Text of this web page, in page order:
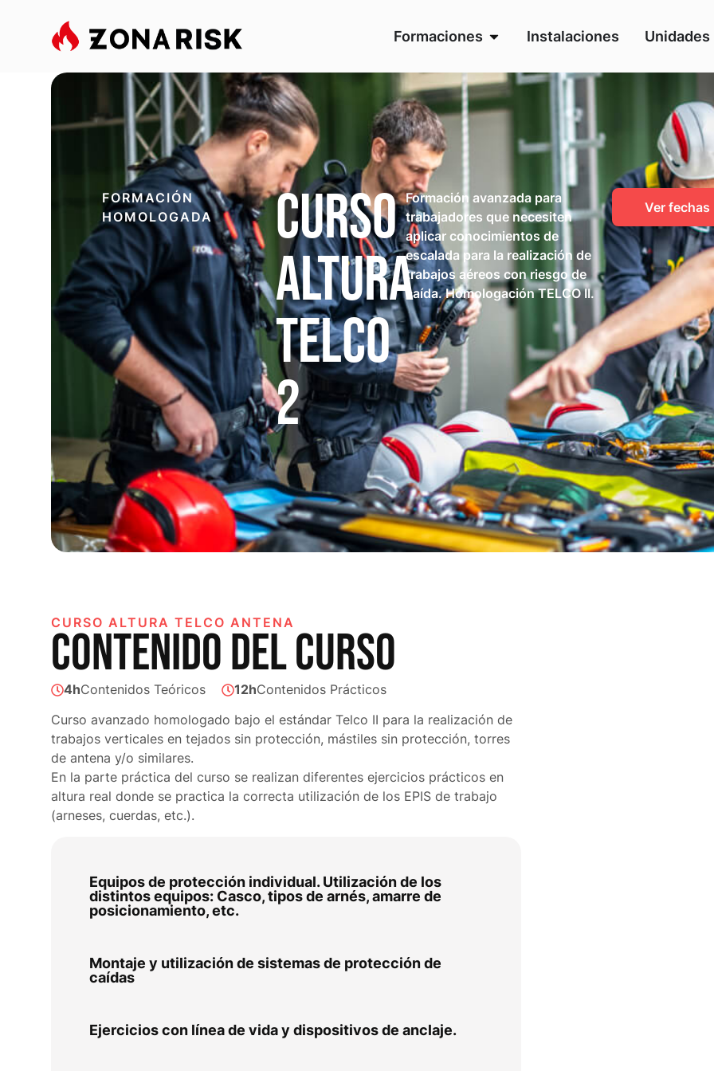
Formaciones Instalaciones
FORMACIÓN
HOMOLOGADA
Curso
altura
TELCO
2
Formación avanzada para
trabajadores que necesiten
aplicar conocimientos de
escalada para la realización de
trabajos aéreos con riesgo de
caída. Homologación TELCO II.
Ver fechas
CURSO ALTURA TELCO ANTENA
CONTENIDO DEL CURSO
4hContenidos Teóricos 12hContenidos Prácticos
Curso avanzado homologado bajo el estándar Telco II para la realización de
trabajos verticales en tejados sin protección, mástiles sin protección, torres
de antena y/o similares.
En la parte práctica del curso se realizan diferentes ejercicios prácticos en
altura real donde se practica la correcta utilización de los EPIS de trabajo
(arneses, cuerdas, etc.).
Equipos de protección individual. Utilización de los
distintos equipos: Casco, tipos de arnés, amarre de
posicionamiento, etc.
Montaje y utilización de sistemas de protección de
caídas
Ejercicios con línea de vida y dispositivos de anclaje.